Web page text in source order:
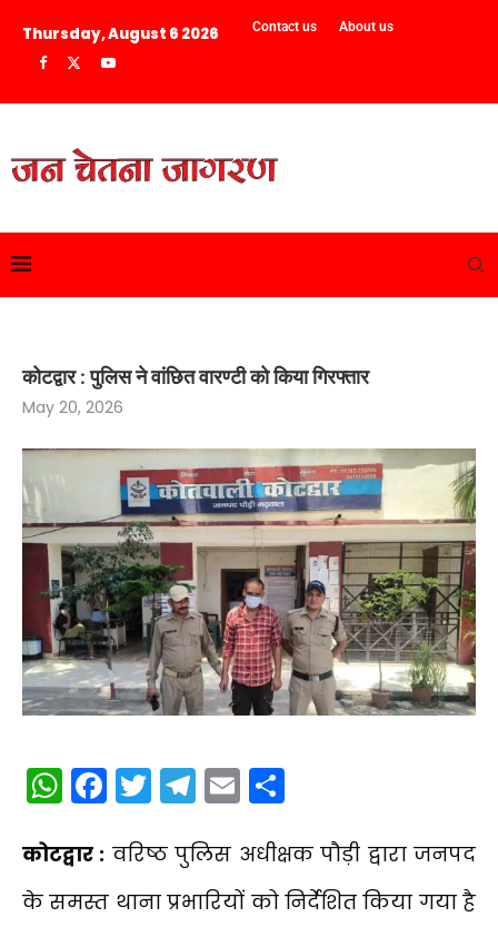
Thursday, August 6 2026 Contact us About us
कोटद्वार : पुलिस ने वांछित वारण्टी को किया गिरफ्तार
May 20, 2026
WhatsApp
Facebook
Twitter
Telegram
Email
कोटद्वार : वरिष्ठ पुलिस अधीक्षक पौड़ी द्वारा जनपद
के समस्त थाना प्रभारियों को निर्देशित किया गया है